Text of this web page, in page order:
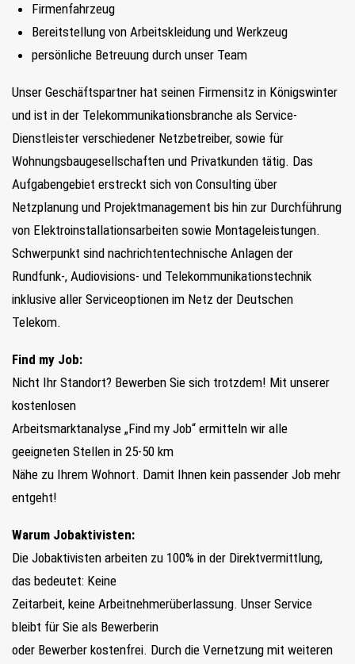
Firmenfahrzeug
Bereitstellung von Arbeitskleidung und Werkzeug
persönliche Betreuung durch unser Team
Unser Geschäftspartner hat seinen Firmensitz in Königswinter
und ist in der Telekommunikationsbranche als Service-
Dienstleister verschiedener Netzbetreiber, sowie für
Wohnungsbaugesellschaften und Privatkunden tätig. Das
Aufgabengebiet erstreckt sich von Consulting über
Netzplanung und Projektmanagement bis hin zur Durchführung
von Elektroinstallationsarbeiten sowie Montageleistungen.
Schwerpunkt sind nachrichtentechnische Anlagen der
Rundfunk-, Audiovisions- und Telekommunikationstechnik
inklusive aller Serviceoptionen im Netz der Deutschen
Telekom.
Find my Job:
Nicht Ihr Standort? Bewerben Sie sich trotzdem! Mit unserer
kostenlosen
Arbeitsmarktanalyse „Find my Job“ ermitteln wir alle
geeigneten Stellen in 25-50 km
Nähe zu Ihrem Wohnort. Damit Ihnen kein passender Job mehr
entgeht!
Warum Jobaktivisten:
Die Jobaktivisten arbeiten zu 100% in der Direktvermittlung,
das bedeutet: Keine
Zeitarbeit, keine Arbeitnehmerüberlassung. Unser Service
bleibt für Sie als Bewerberin
oder Bewerber kostenfrei. Durch die Vernetzung mit weiteren